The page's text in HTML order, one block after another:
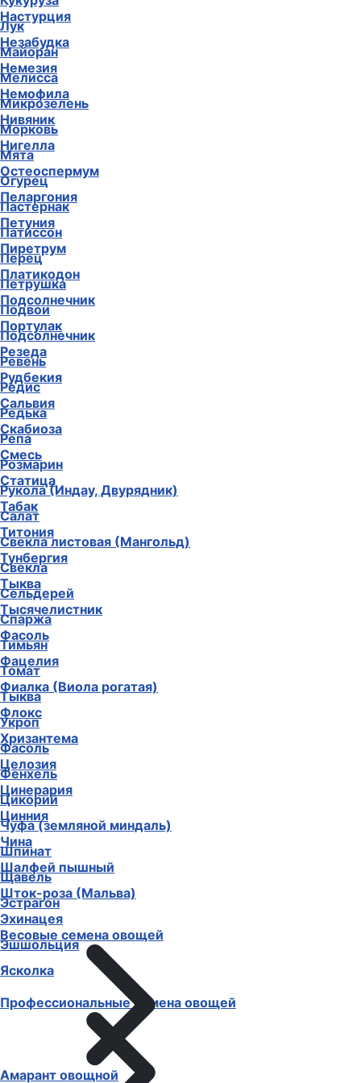
Настурция
Незабудка
Немезия
Немофила
Нивяник
Нигелла
Остеоспермум
Пеларгония
Петуния
Пиретрум
Платикодон
Подсолнечник
Портулак
Резеда
Рудбекия
Сальвия
Скабиоза
Смесь
Статица
Табак
Титония
Тунбергия
Тыква
Тысячелистник
Фасоль
Фацелия
Фиалка (Виола рогатая)
Флокс
Хризантема
Целозия
Цинерария
Цинния
Чина
Шалфей пышный
Шток-роза (Мальва)
Эхинацея
Эшшольция
Ясколка
Профессиональные семена овощей
Лук
Майоран
Мелисса
Микрозелень
Морковь
Мята
Огурец
Пастернак
Патиссон
Перец
Петрушка
Подвои
Подсолнечник
Ревень
Редис
Редька
Репа
Розмарин
Рукола (Индау, Двурядник)
Салат
Свекла листовая (Мангольд)
Свекла
Сельдерей
Спаржа
Тимьян
Томат
Тыква
Укроп
Фасоль
Фенхель
Цикорий
Чуфа (земляной миндаль)
Шпинат
Щавель
Эстрагон
Весовые семена овощей
Амарант овощной